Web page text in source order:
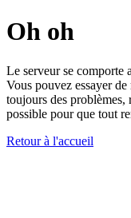
Oh oh
Le serveur se comporte
Vous pouvez essayer
toujours des problèmes,
possible pour que tout
Retour à l'accueil